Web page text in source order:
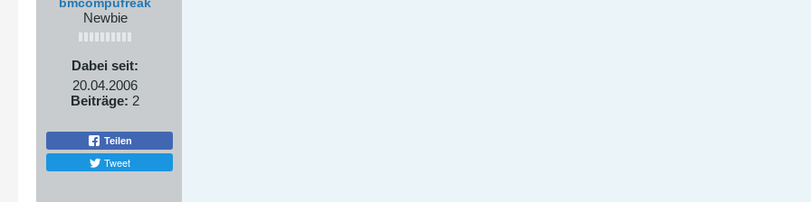
Newbie
Dabei seit:
20.04.2006
Beiträge: 2
Teilen
Tweet